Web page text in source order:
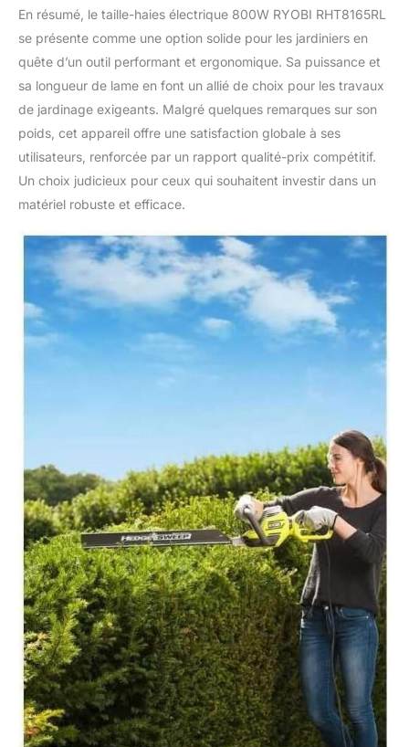
En résumé, le taille-haies électrique 800W RYOBI RHT8165RL
se présente comme une option solide pour les jardiniers en
quête d’un outil performant et ergonomique. Sa puissance et
sa longueur de lame en font un allié de choix pour les travaux
de jardinage exigeants. Malgré quelques remarques sur son
poids, cet appareil offre une satisfaction globale à ses
utilisateurs, renforcée par un rapport qualité-prix compétitif.
Un choix judicieux pour ceux qui souhaitent investir dans un
matériel robuste et efficace.